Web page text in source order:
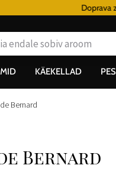
Doprava
KÄEKELLAD
Bernard
Bernard